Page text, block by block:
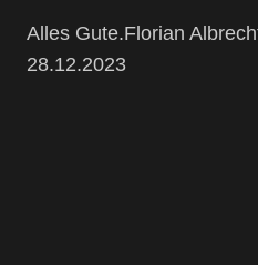
Alles Gute.Florian
28.12.2023